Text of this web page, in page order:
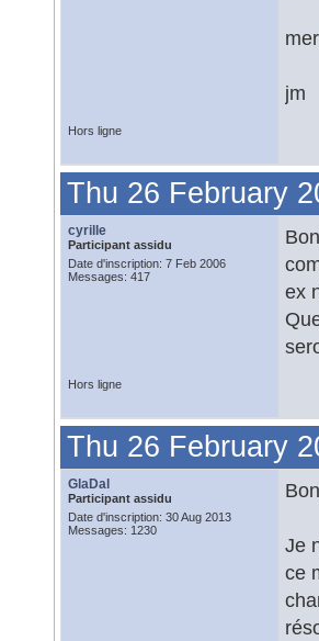
jm
Hors ligne
Thu 26 February
cyrille
Participant assidu
Date d'inscription: 7 Feb 2006
Messages: 417
ex
Hors ligne
Thu 26 February
GlaDal
Participant assidu
Date d'inscription: 30 Aug 2013
Messages: 1230
Je
ce